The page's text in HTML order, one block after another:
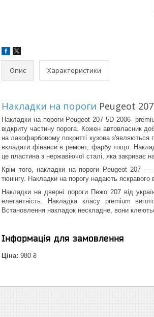
Опис Характеристики
Накладки на пороги Peugeot
Накладки на пороги Peugeot 207 5D 2006-
відкриту частину порога. Кожен автовласник
на лакофарбовому покритті кузова з'являються
вкладати фінанси в ремонт, фарбу тощо.
це пластина з нержавіючої сталі, яка
Крім того, накладки на пороги Peugeot 207
тюнінгу. Накладки на порогу надають
Накладки на дверні пороги Пежо 207 від
елегантність. Накладка класу premium
Встановлення накладок нескладне, вони
Інформація для замовлення
Ціна: 980 ₴